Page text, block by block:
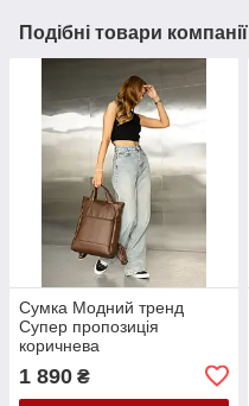
Подібні товари компанії
Сумка Модний тренд
Супер пропозиція
коричнева
1 890 ₴